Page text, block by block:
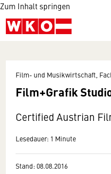
Zum Inhalt springen
Film- und Musikwirtschaft,
Film+Grafik
Certified Austrian
Lesedauer: 1 Minute
Stand: 08.08.2016